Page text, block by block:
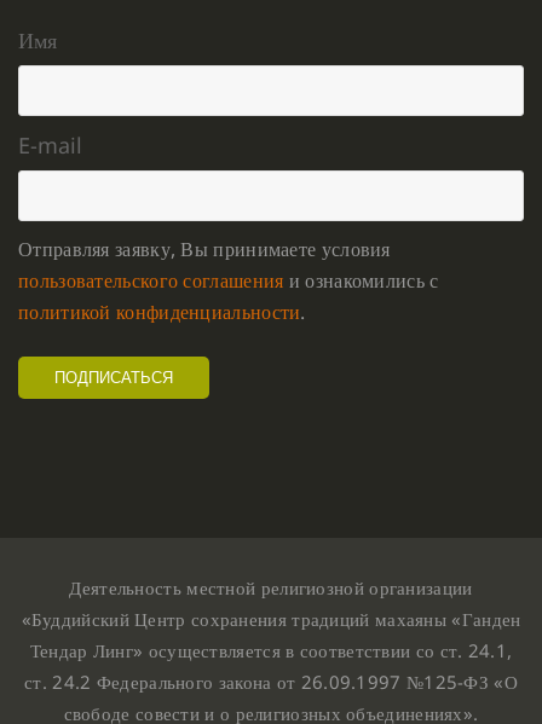
Имя
E-mail
Отправляя заявку, Вы принимаете условия
пользовательского соглашения и ознакомились с
политикой конфиденциальности.
Деятельность местной религиозной организации
«Буддийский Центр сохранения традиций махаяны «Ганден
Тендар Линг» осуществляется в соответствии со ст. 24.1,
ст. 24.2 Федерального закона от 26.09.1997 №125-ФЗ «О
свободе совести и о религиозных объединениях».